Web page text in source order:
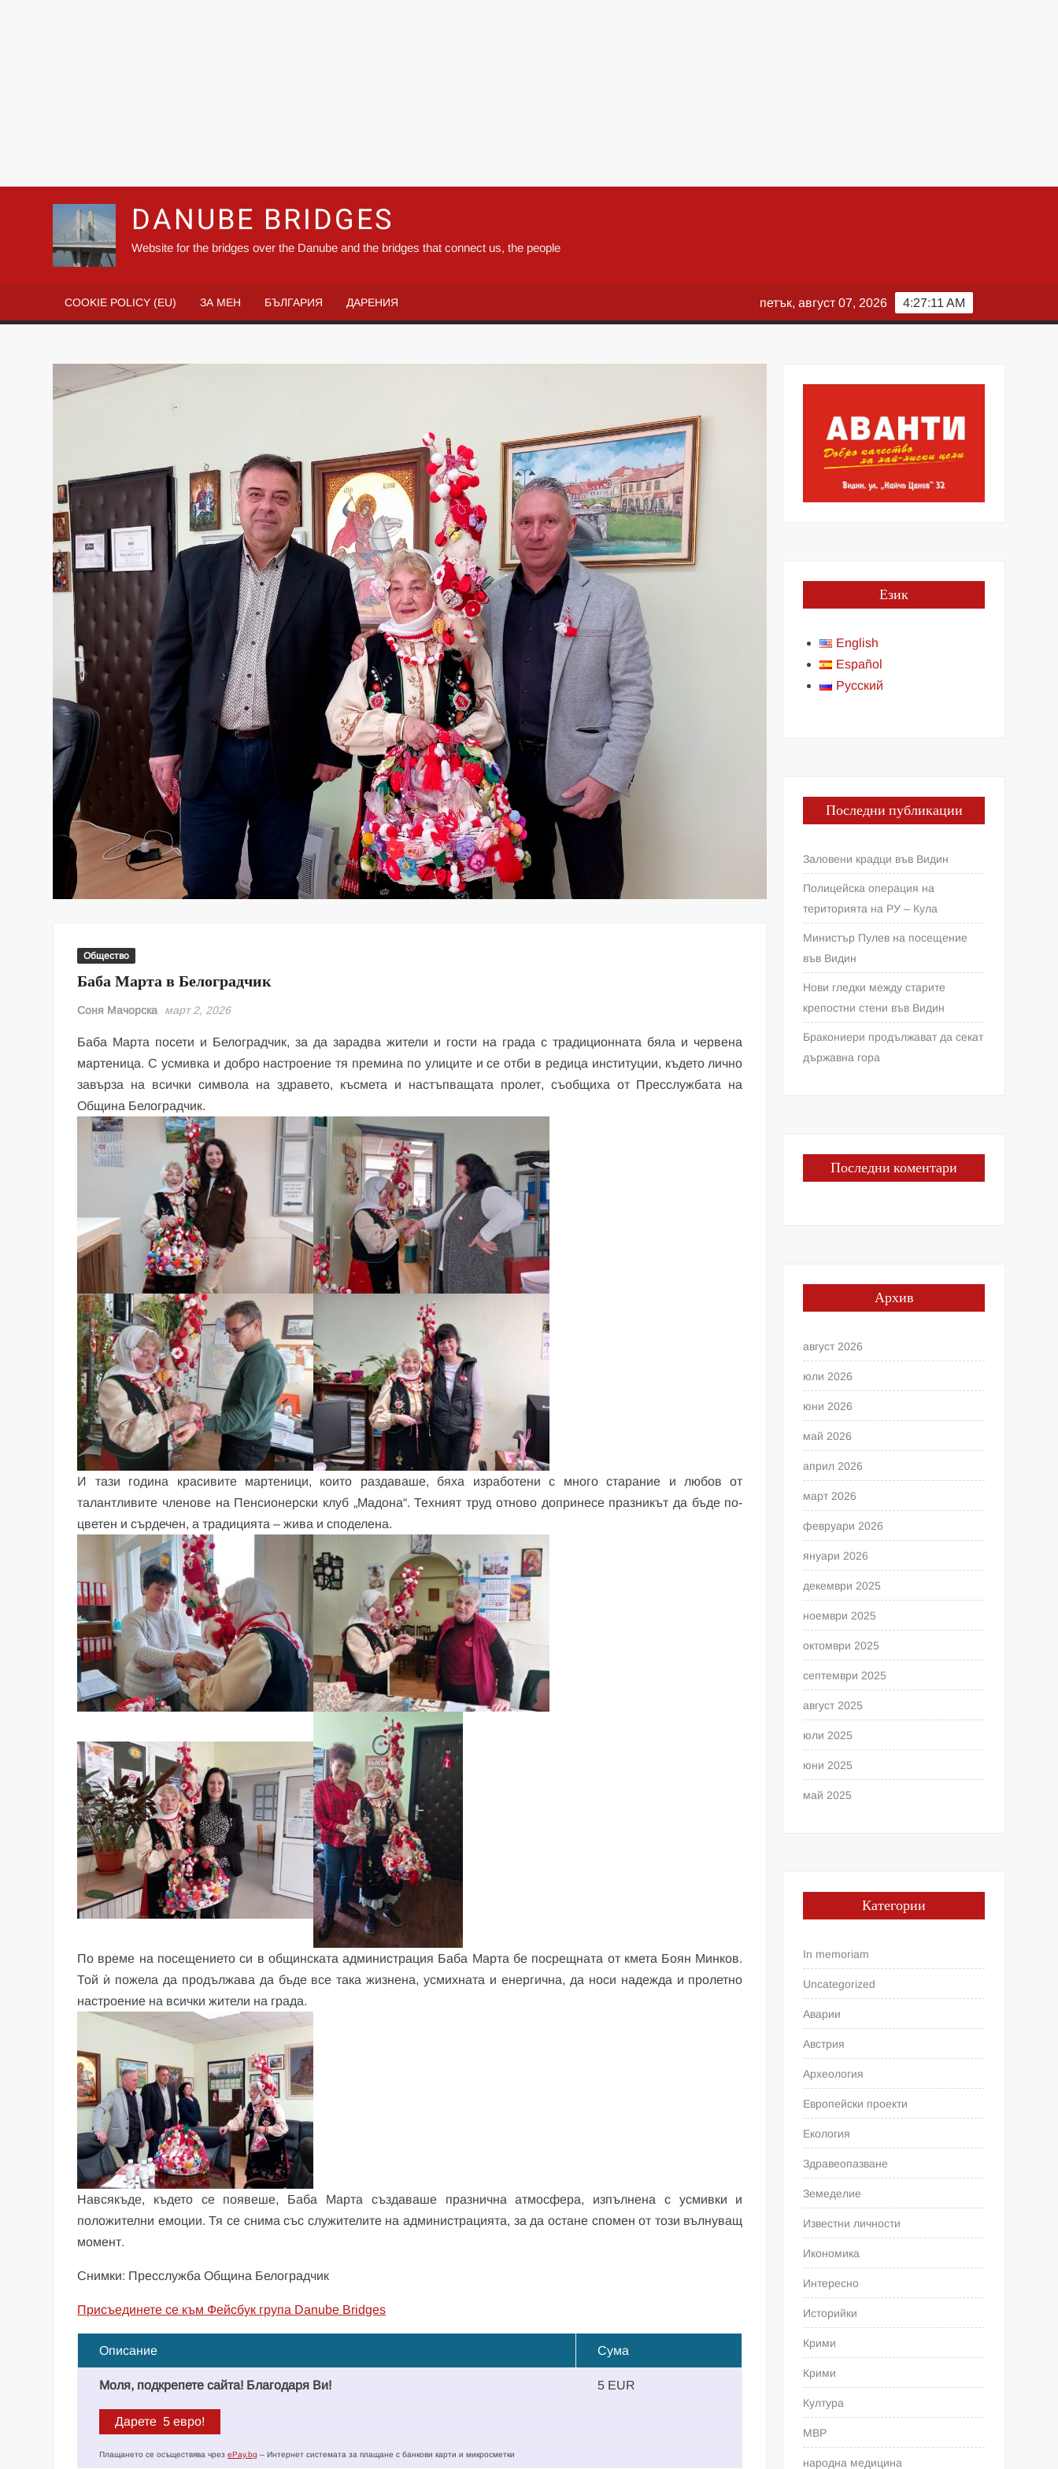
DANUBE BRIDGES
Website for the bridges over the Danube and the bridges that connect us, the people
COOKIE POLICY (EU) ЗА МЕН БЪЛГАРИЯ ДАРЕНИЯ 4:27:13 AM
петък, август 07, 2026
Общество
Баба Марта в Белоградчик
Соня Мачорска март 2, 2026
Баба Марта посети и Белоградчик, за да зарадва жители и гости на града с традиционната бяла и червена
мартеница. С усмивка и добро настроение тя премина по улиците и се отби в редица институции, където лично
завърза на всички символа на здравето, късмета и настъпващата пролет, съобщиха от Пресслужбата на
Община Белоградчик.
И тази година красивите мартеници, които раздаваше, бяха изработени с много старание и любов от
талантливите членове на Пенсионерски клуб „Мадона“. Техният труд отново допринесе празникът да бъде по-
цветен и сърдечен, а традицията – жива и споделена.
По време на посещението си в общинската администрация Баба Марта бе посрещната от кмета Боян Минков.
Той ѝ пожела да продължава да бъде все така жизнена, усмихната и енергична, да носи надежда и пролетно
настроение на всички жители на града.
Навсякъде, където се появеше, Баба Марта създаваше празнична атмосфера, изпълнена с усмивки и
положителни емоции. Тя се снима със служителите на администрацията, за да остане спомен от този вълнуващ
момент.
Снимки: Пресслужба Община Белоградчик
Присъединете се към Фейсбук група Danube Bridges
Описание Сума
Моля, подкрепете сайта! Благодаря Ви! 5 EUR
Плащането се осъществява чрезePay.bg – Интернет системата за плащане с банкови карти и микросметки
Език
English
Español
Русский
Последни публикации
Заловени крадци във Видин
Полицейска операция на
територията на РУ – Кула
Министър Пулев на посещение
във Видин
Нови гледки между старите
крепостни стени във Видин
Бракониери продължават да секат
държавна гора
Последни коментари
Архив
август 2026
юли 2026
юни 2026
май 2026
април 2026
март 2026
февруари 2026
януари 2026
декември 2025
ноември 2025
октомври 2025
септември 2025
август 2025
юли 2025
юни 2025
май 2025
Категории
In memoriam
Uncategorized
Аварии
Австрия
Археология
Европейски проекти
Екология
Здравеопазване
Земеделие
Известни личности
Икономика
Интересно
Историйки
Крими
Крими
Култура
МВР
народна медицина